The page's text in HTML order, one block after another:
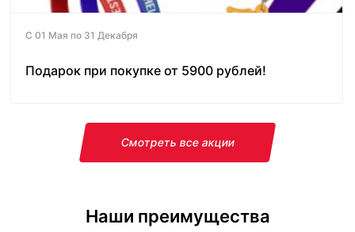
С 01 Мая по 31 Декабря
Подарок при покупке от 5900 рублей!
Смотреть все акции
Наши преимущества